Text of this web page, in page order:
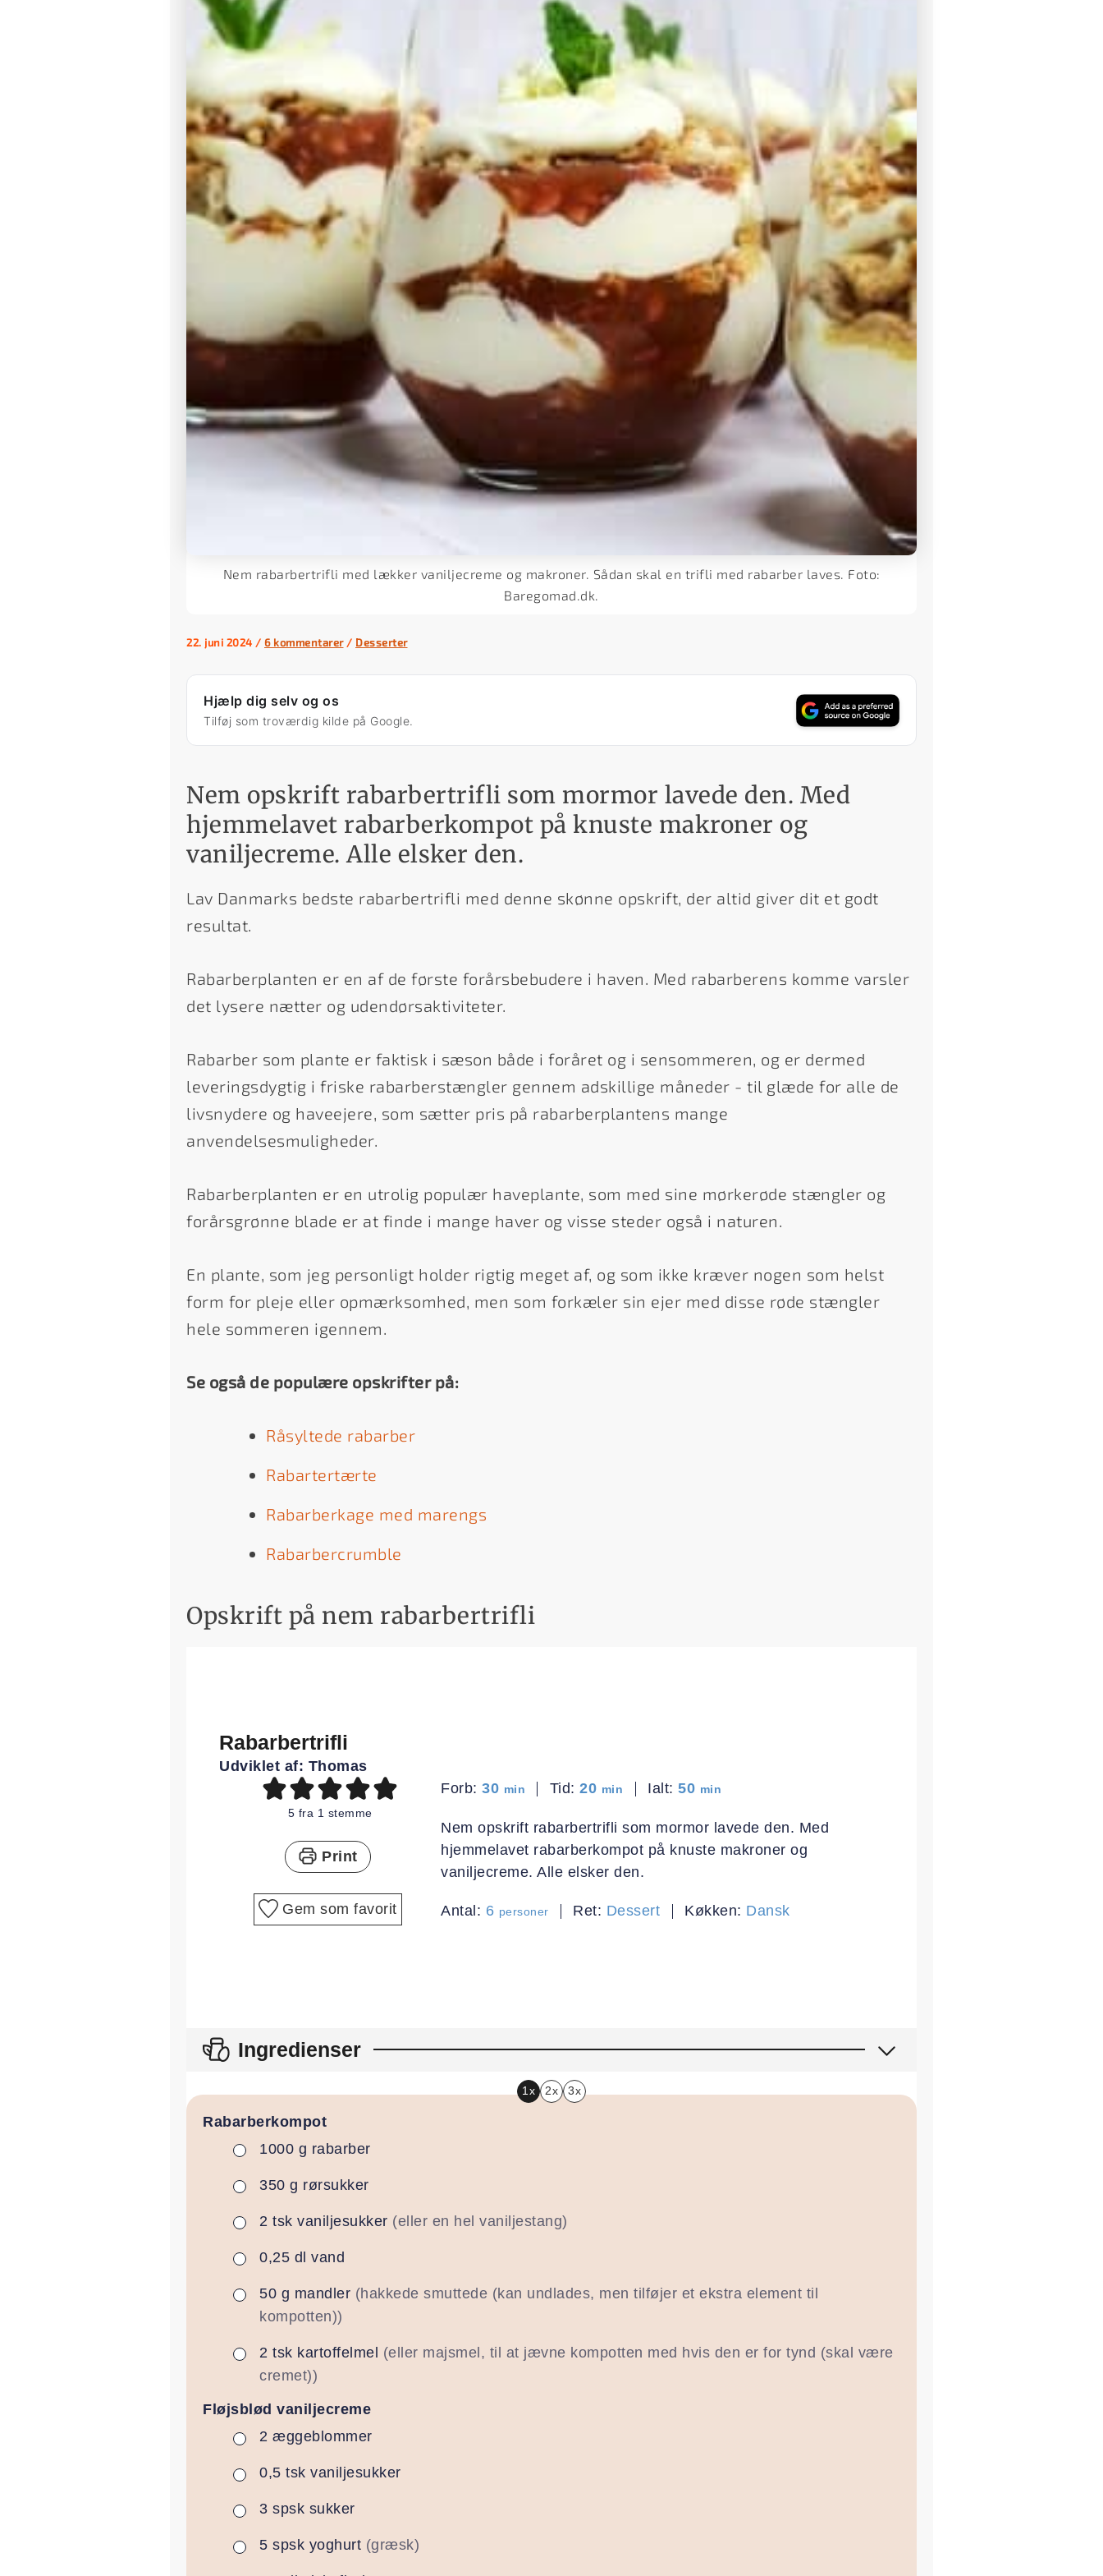
Nem rabarbertrifli med lækker vaniljecreme og makroner. Sådan skal en trifli med rabarber laves. Foto:
Baregomad.dk.
22. juni 2024 / 6 kommentarer / Desserter
Hjælp dig selv og os
Tilføj som troværdig kilde på Google.
Nem opskrift rabarbertrifli som mormor lavede den. Med
hjemmelavet rabarberkompot på knuste makroner og
vaniljecreme. Alle elsker den.
Lav Danmarks bedste rabarbertrifli med denne skønne opskrift, der altid giver dit et godt
resultat.
Rabarberplanten er en af de første forårsbebudere i haven. Med rabarberens komme varsler
det lysere nætter og udendørsaktiviteter.
Rabarber som plante er faktisk i sæson både i foråret og i sensommeren, og er dermed
leveringsdygtig i friske rabarberstængler gennem adskillige måneder - til glæde for alle de
livsnydere og haveejere, som sætter pris på rabarberplantens mange
anvendelsesmuligheder.
Rabarberplanten er en utrolig populær haveplante, som med sine mørkerøde stængler og
forårsgrønne blade er at finde i mange haver og visse steder også i naturen.
En plante, som jeg personligt holder rigtig meget af, og som ikke kræver nogen som helst
form for pleje eller opmærksomhed, men som forkæler sin ejer med disse røde stængler
hele sommeren igennem.
Se også de populære opskrifter på:
Råsyltede rabarber
Rabartertærte
Rabarberkage med marengs
Rabarbercrumble
Opskrift på nem rabarbertrifli
Rabarbertrifli
Udviklet af: Thomas
5 fra 1 stemme
Print
Gem som favorit
Forb:30minutter
min Tid:20minutter
min Ialt:50minutter
min
Nem opskrift rabarbertrifli som mormor lavede den. Med
hjemmelavet rabarberkompot på knuste makroner og
vaniljecreme. Alle elsker den.
Antal: 6 personer Ret: Dessert Køkken: Dansk
Ingredienser
1x 2x 3x
Rabarberkompot
▢
1000 g rabarber
▢
350 g rørsukker
▢
2 tsk vaniljesukker (eller en hel vaniljestang)
▢
0,25 dl vand
▢
50 g mandler (hakkede smuttede (kan undlades, men tilføjer et ekstra element til
kompotten))
▢
2 tsk kartoffelmel (eller majsmel, til at jævne kompotten med hvis den er for tynd (skal være
cremet))
Fløjsblød vaniljecreme
▢
2 æggeblommer
▢
0,5 tsk vaniljesukker
▢
3 spsk sukker
▢
5 spsk yoghurt (græsk)